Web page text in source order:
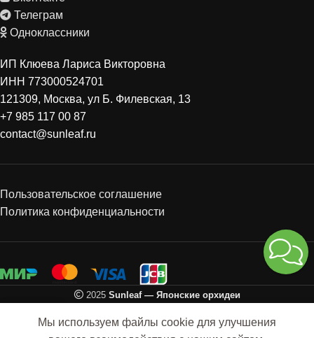
Телеграм
Одноклассники
ИП Клюева Лариса Викторовна
ИНН 773000524701
121309, Москва, ул Б. Филевская, 13
+7 985 117 00 87
contact@sunleaf.ru
Пользовательское соглашение
Политика конфиденциальности
2025 Sunleaf — Японские орхидеи
Мы используем файлы cookie для улучшения